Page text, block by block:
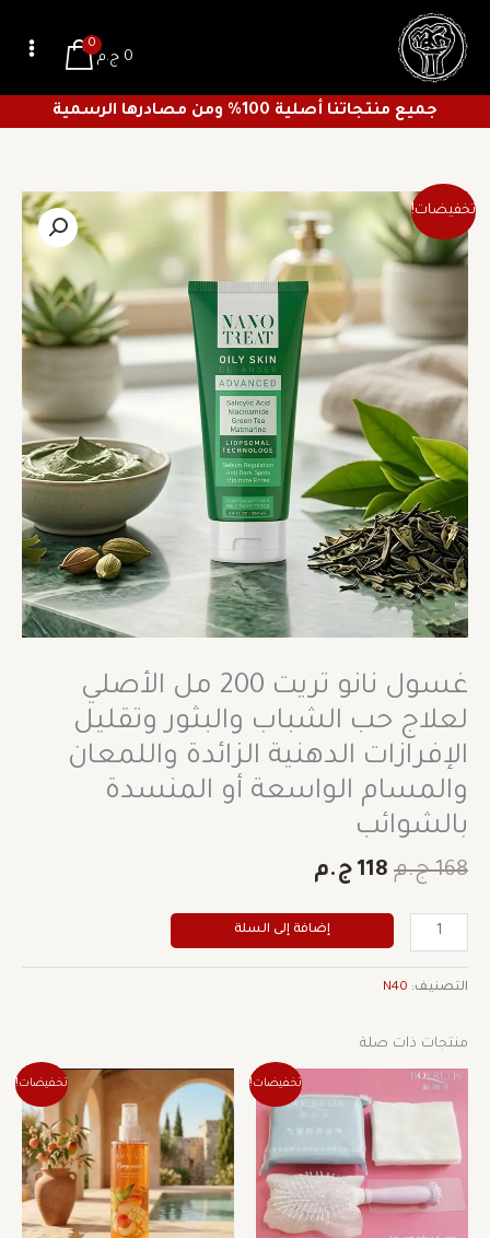
المحتوى
0 ج.م
0
جميع منتجاتنا أصلية 100% ومن مصادرها الرسمية
تخفيضات!
غسول نانو تريت 200 مل الأصلي
لعلاج حب الشباب والبثور وتقليل
الإفرازات الدهنية الزائدة واللمعان
والمسام الواسعة أو المنسدة
بالشوائب
168 ج.م
السعر
الأصلي
هو:
168 ج.م.
118 ج.م
السعر
الحالي
هو:
118 ج.م.
كمية
غسول
نانو
الأصلي
لعلاج
حب
الشباب
والبثور
وتقليل
الإفرازات
الدهنية
الزائدة
واللمعان
والمسام
الواسعة
المنسدة
بالشوائب
إضافة إلى السلة
التصنيف: N40
منتجات ذات صلة
تخفيضات!
الأصلي
هو:
41 ج.م.
السعر
الحالي
تخفيضات!
السعر
الأصلي
هو:
246 ج.م.
السعر
الحالي
هو:
172 ج.م.